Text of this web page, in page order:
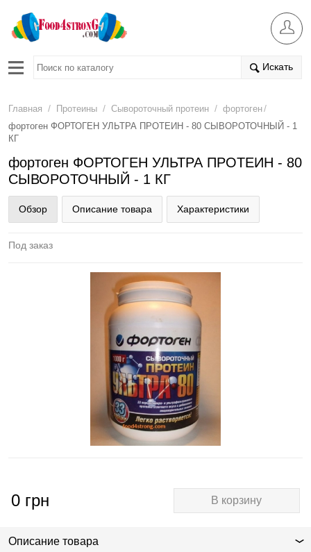
Искать
Главная / Протеины / Сывороточный протеин / фортоген/
фортоген ФОРТОГЕН УЛЬТРА ПРОТЕИН - 80 СЫВОРОТОЧНЫЙ - 1
КГ
фортоген ФОРТОГЕН УЛЬТРА ПРОТЕИН - 80
СЫВОРОТОЧНЫЙ - 1 КГ
Обзор Описание товара Характеристики
Под заказ
0 грн В корзину
Описание товара